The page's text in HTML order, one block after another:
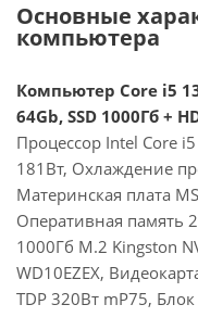
Основные
компьютера
Компьютер Core i5
64Gb, SSD 1000Гб +
Процессор Intel Core
181Вт, Охлаждение
Материнская плата
Оперативная память
1000Гб M.2 Kingston
WD10EZEX,
TDP 320Вт mP75,